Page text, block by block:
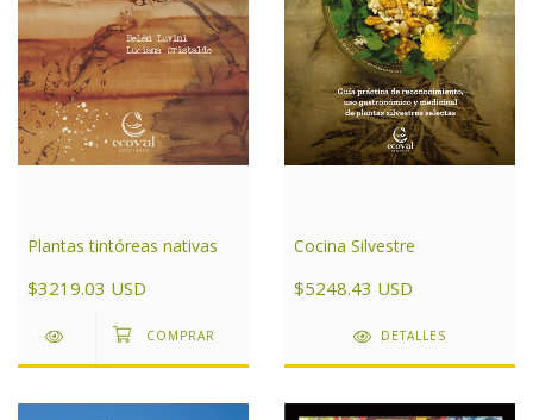
Plantas tintóreas nativas
$3219.03 USD
Cocina Silvestre
$5248.43 USD
DETALLES